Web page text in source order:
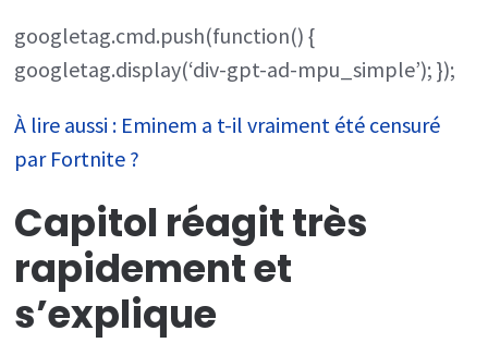
googletag.cmd.push(function() {
googletag.display(‘div-gpt-ad-mpu_simple’); });
À lire aussi : Eminem a t-il vraiment été censuré
par Fortnite ?
Capitol réagit très
rapidement et
s’explique